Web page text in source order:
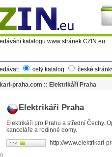
katalogu www stránek CZIN.eu
celý katalog české
praha.com :: Elektrikáři Praha
Elektrikáři Praha
Elektrikáři pro Prahu a střední Čechy.
kanceláře a rodinné domy.
http://www.elektrikari-